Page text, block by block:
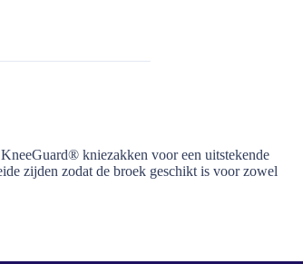
kniezakken voor een uitstekende
zijden zodat de broek geschikt is voor zowel